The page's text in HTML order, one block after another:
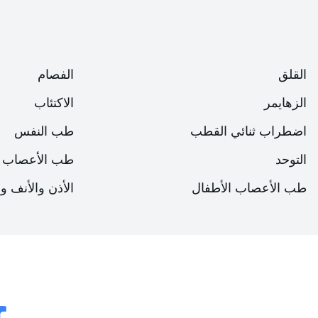
الحياة. بمعنى آخر، لا يصاب الطفل باضطراب عسر القراءة بعد
بعد أن تتجاوز قدرات الفرد المحدودة. وبعبارة أخرى، لا
سوء التغذية فعال في عسر القراءة
هيكلية ووظيفية في الدماغ، وأضاف: "يمكن أن يؤدي نقص
إلى مثل هذه التغييرات في بنية الدماغ. بالإضافة إلى ذلك، من
اضطرابات التعلم. اضطرابات التغذية هي أحد العوامل البيئية
عام 2013، ذكرت الجمعية الأمريكية للطب النفسي أن
القلق
الزهايمر
اضطراب ثنائي القطب
التوحد
طب الأعصاب الأطفال
الفصام
الاكتئاب
طب النفس
طب الأعصاب
الأذن والأنف